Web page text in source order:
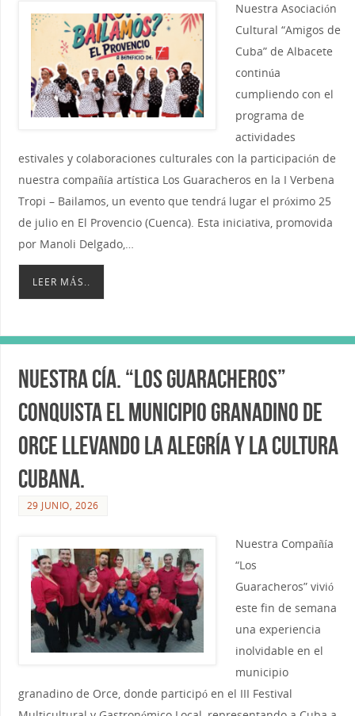
Nuestra Asociación
Cultural “Amigos de
Cuba” de Albacete
continúa
cumpliendo con el
programa de
actividades
estivales y colaboraciones culturales con la participación de
nuestra compañía artística Los Guaracheros en la I Verbena
Tropi – Bailamos, un evento que tendrá lugar el próximo 25
de julio en El Provencio (Cuenca). Esta iniciativa, promovida
por Manoli Delgado,…
LEER MÁS..
Nuestra Cía. “Los Guaracheros”
conquista el municipio granadino de
Orce llevando la alegría y la cultura
cubana.
29 JUNIO, 2026
Nuestra Compañía
“Los
Guaracheros” vivió
este fin de semana
una experiencia
inolvidable en el
municipio
granadino de Orce, donde participó en el III Festival